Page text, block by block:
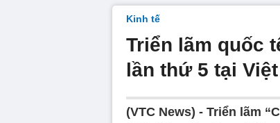
Kinh tế
Triển lãm quốc
lần thứ 5 tại
(VTC News) - Triển lãm